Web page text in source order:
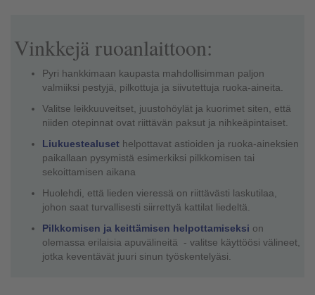
Vinkkejä ruoanlaittoon:
Pyri hankkimaan kaupasta mahdollisimman paljon
valmiiksi pestyjä, pilkottuja ja siivutettuja ruoka-aineita.
Valitse leikkuuveitset, juustohöylät ja kuorimet siten, että
niiden otepinnat ovat riittävän paksut ja nihkeäpintaiset.
Liukuestealuset helpottavat astioiden ja ruoka-aineksien
paikallaan pysymistä esimerkiksi pilkkomisen tai
sekoittamisen aikana
Huolehdi, että lieden vieressä on riittävästi laskutilaa,
johon saat turvallisesti siirrettyä kattilat liedeltä.
Pilkkomisen ja keittämisen helpottamiseksi on
olemassa erilaisia apuvälineitä - valitse käyttöösi välineet,
jotka keventävät juuri sinun työskentelyäsi.